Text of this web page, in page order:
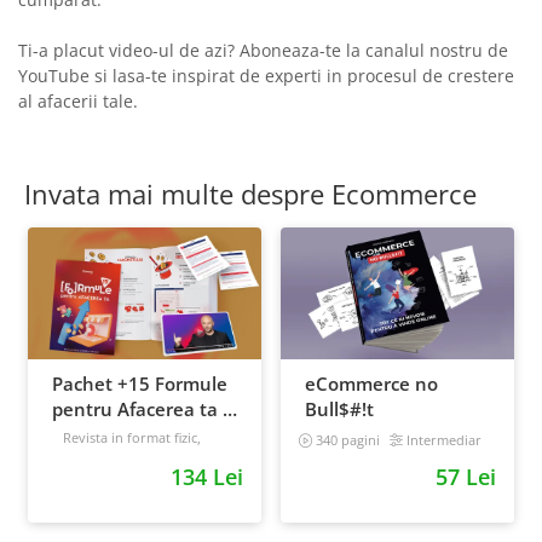
Ti-a placut video-ul de azi? Aboneaza-te la canalul nostru de
YouTube si lasa-te inspirat de experti in procesul de crestere
al afacerii tale.
Invata mai multe despre Ecommerce
Pachet +15 Formule
pentru Afacerea ta +
Prompt-uri dedicate
Revista in format fizic,
134 Lei
eCommerce no
Bull$#!t
340 pagini Intermediar
57 Lei